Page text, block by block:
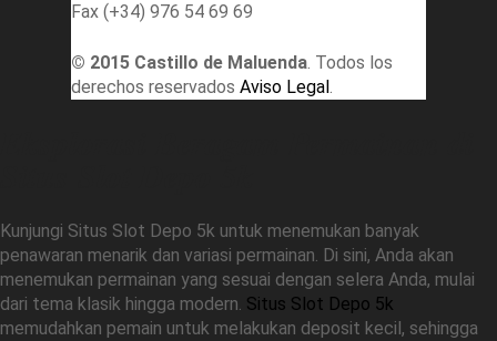
Fax (+34) 976 54 69 69
© 2015 Castillo de Maluenda. Todos los
derechos reservados Aviso Legal .
Kunjungi Situs Slot Depo 5k untuk menemukan banyak
penawaran menarik dan variasi permainan. Di sini, Anda akan
menemukan permainan yang sesuai dengan selera Anda, mulai
dari tema klasik hingga modern. Situs Slot Depo 5k
memudahkan pemain untuk melakukan deposit kecil, sehingga